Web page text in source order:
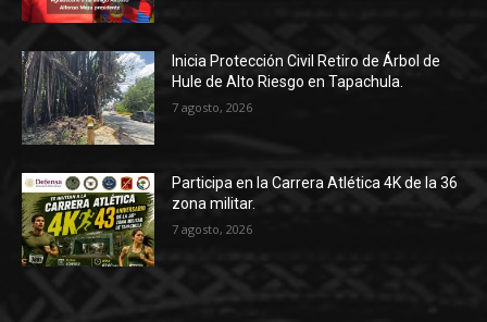
Inicia Protección Civil Retiro de Árbol de
Hule de Alto Riesgo en Tapachula.
7 agosto, 2026
Participa en la Carrera Atlética 4K de la 36
zona militar.
7 agosto, 2026